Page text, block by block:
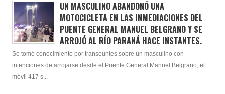
UN MASCULINO ABANDONÓ UNA
MOTOCICLETA EN LAS INMEDIACIONES DEL
PUENTE GENERAL MANUEL BELGRANO Y SE
ARROJÓ AL RÍO PARANÁ HACE INSTANTES.
Se tomó conocimiento por transeuntes sobre un masculino con
intenciones de arrojarse desde el Puente General Manuel Belgrano, el
móvil 417 s...